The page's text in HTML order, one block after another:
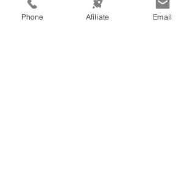
Compartir este evento
Phone Afíliate Email